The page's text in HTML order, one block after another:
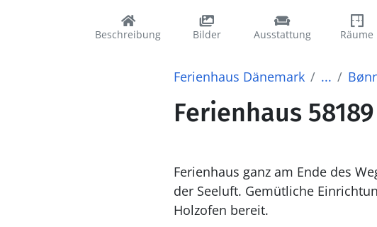
Beschreibung Bilder Ausstattung Räume
Ferienhaus Dänemark ...
Ferienhaus
Ferienhaus ganz am Ende des
der Seeluft. Gemütliche
Holzofen bereit.